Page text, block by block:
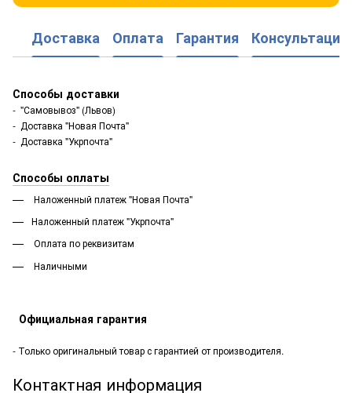
Доставка Оплата Гарантия Консультация
Способы доставки
- "Самовывоз" (Львов)
- Доставка "Новая Почта"
- Доставка "Укрпочта"
Способы оплаты
Наложенный платеж "Новая Почта"
Наложенный платеж "Укрпочта"
Оплата по реквизитам
Наличными
Официальная гарантия
- Только оригинальный товар с гарантией от производителя.
Контактная информация